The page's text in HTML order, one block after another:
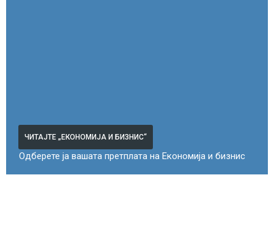
ЧИТАЈТЕ „ЕКОНОМИЈА И БИЗНИС“
Одберете ја вашата претплата на Економија и бизнис